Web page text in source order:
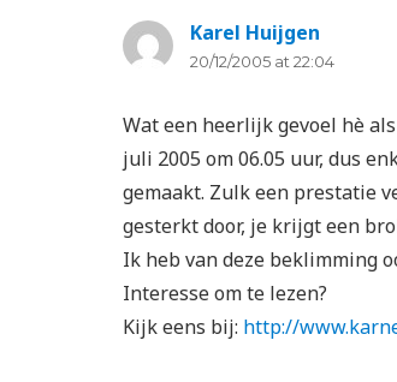
Karel Huijgen
20/12/2005 at 22:04
Wat een heerlijk gevoel hè
juli 2005 om 06.05 uur, dus
gemaakt. Zulk een prestatie
gesterkt door, je krijgt een
Ik heb van deze beklimming
Interesse om te lezen?
Kijk eens bij: http://